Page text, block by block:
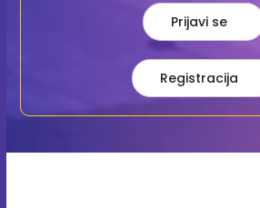
Prijavi se
Registracija